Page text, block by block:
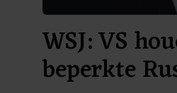
WSJ: VS
beperkte